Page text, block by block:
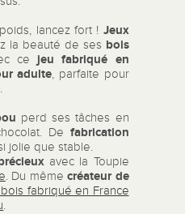
lancez fort ! Jeux
la beauté de ses bois
ce jeu fabriqué en
adulte, parfaite pour
perd ses tâches en
De fabrication
jolie que stable.
avec la Toupie
. Du mêmecréateur de
fabriqué en France
.